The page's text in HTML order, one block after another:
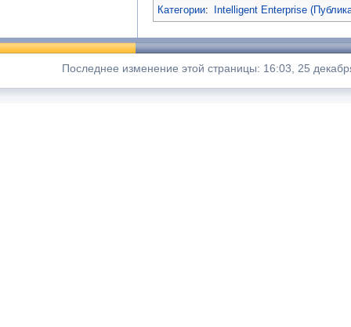
Категории: Intelligent Enterprise
Последнее изменение этой страницы: 16:03, 25